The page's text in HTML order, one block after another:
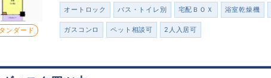
ンダード
オートロック バス・トイレ別 宅配ＢＯＸ 浴室乾燥機
ガスコンロ ペット相談可 2人入居可